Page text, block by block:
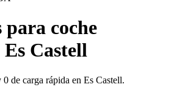
para coche
Castell
0 de carga rápida en Es Castell.